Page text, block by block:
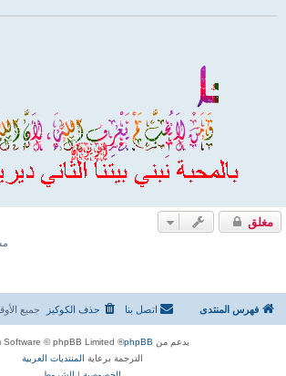
مغلق
فهرس المنتدى جميع حذف الكوكيز اتصل بنا
بدعم من phpBB
® Forum Software © phpBB Limited
الترجمة برعاية المنتديات العربية